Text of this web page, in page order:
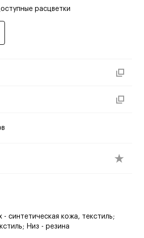
расцветки
- синтетическая кожа, текстиль;
Низ - резина